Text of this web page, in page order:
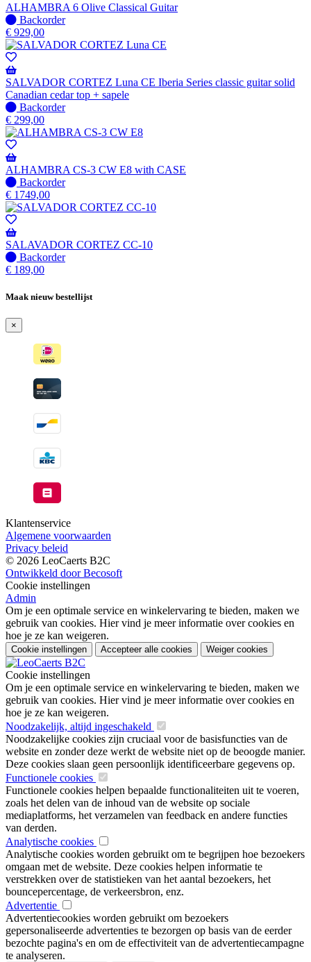
ALHAMBRA 6 Olive Classical Guitar
Niet
op
voorraad
-
Wordt
verzonden
wanneer
beschikbaar
Backorder
€ 929,00
SALVADOR CORTEZ Luna CE Iberia Series classic guitar solid
Canadian cedar top + sapele
Niet
op
voorraad
-
Wordt
verzonden
wanneer
beschikbaar
Backorder
€ 299,00
ALHAMBRA CS-3 CW E8 with CASE
Niet
op
voorraad
-
Wordt
verzonden
wanneer
beschikbaar
Backorder
€ 1749,00
SALAVADOR CORTEZ CC-10
Niet
op
-
verzonden
wanneer
beschikbaar
Backorder
€ 189,00
Maak nieuw bestellijst
×
Klantenservice
Algemene voorwaarden
Privacy beleid
© 2026 LeoCaerts B2C
Ontwikkeld door Becosoft
Cookie instellingen
Admin
Om je een optimale service en winkelervaring te bieden, maken we
gebruik van cookies. Hier vind je meer informatie over cookies en
hoe je ze kan weigeren.
Cookie instellingen Accepteer alle cookies Weiger cookies
Cookie instellingen
Om je een optimale service en winkelervaring te bieden, maken we
gebruik van cookies. Hier vind je meer informatie over cookies en
hoe je ze kan weigeren.
Noodzakelijk, altijd ingeschakeld
Noodzakelijke cookies zijn cruciaal voor de basisfuncties van de
website en zonder deze werkt de website niet op de beoogde manier.
Deze cookies slaan geen persoonlijk identificeerbare gegevens op.
Functionele cookies
Functionele cookies helpen bepaalde functionaliteiten uit te voeren,
zoals het delen van de inhoud van de website op sociale
mediaplatforms, het verzamelen van feedback en andere functies
van derden.
Analytische cookies
Analytische cookies worden gebruikt om te begrijpen hoe bezoekers
omgaan met de website. Deze cookies helpen informatie te
verstrekken over de statistieken van het aantal bezoekers, het
bouncepercentage, de verkeersbron, enz.
Advertentie
Advertentiecookies worden gebruikt om bezoekers
gepersonaliseerde advertenties te bezorgen op basis van de eerder
bezochte pagina's en om de effectiviteit van de advertentiecampagne
te analyseren.